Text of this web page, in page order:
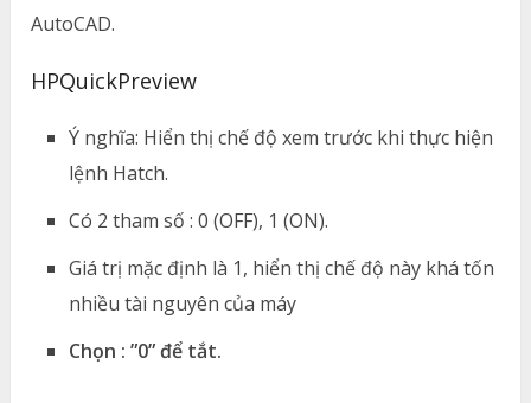
AutoCAD.
HPQuickPreview
Ý nghĩa: Hiển thị chế độ xem trước khi thực hiện
lệnh Hatch.
Có 2 tham số : 0 (OFF), 1 (ON).
Giá trị mặc định là 1, hiển thị chế độ này khá tốn
nhiều tài nguyên của máy
Chọn : ”0” để tắt.